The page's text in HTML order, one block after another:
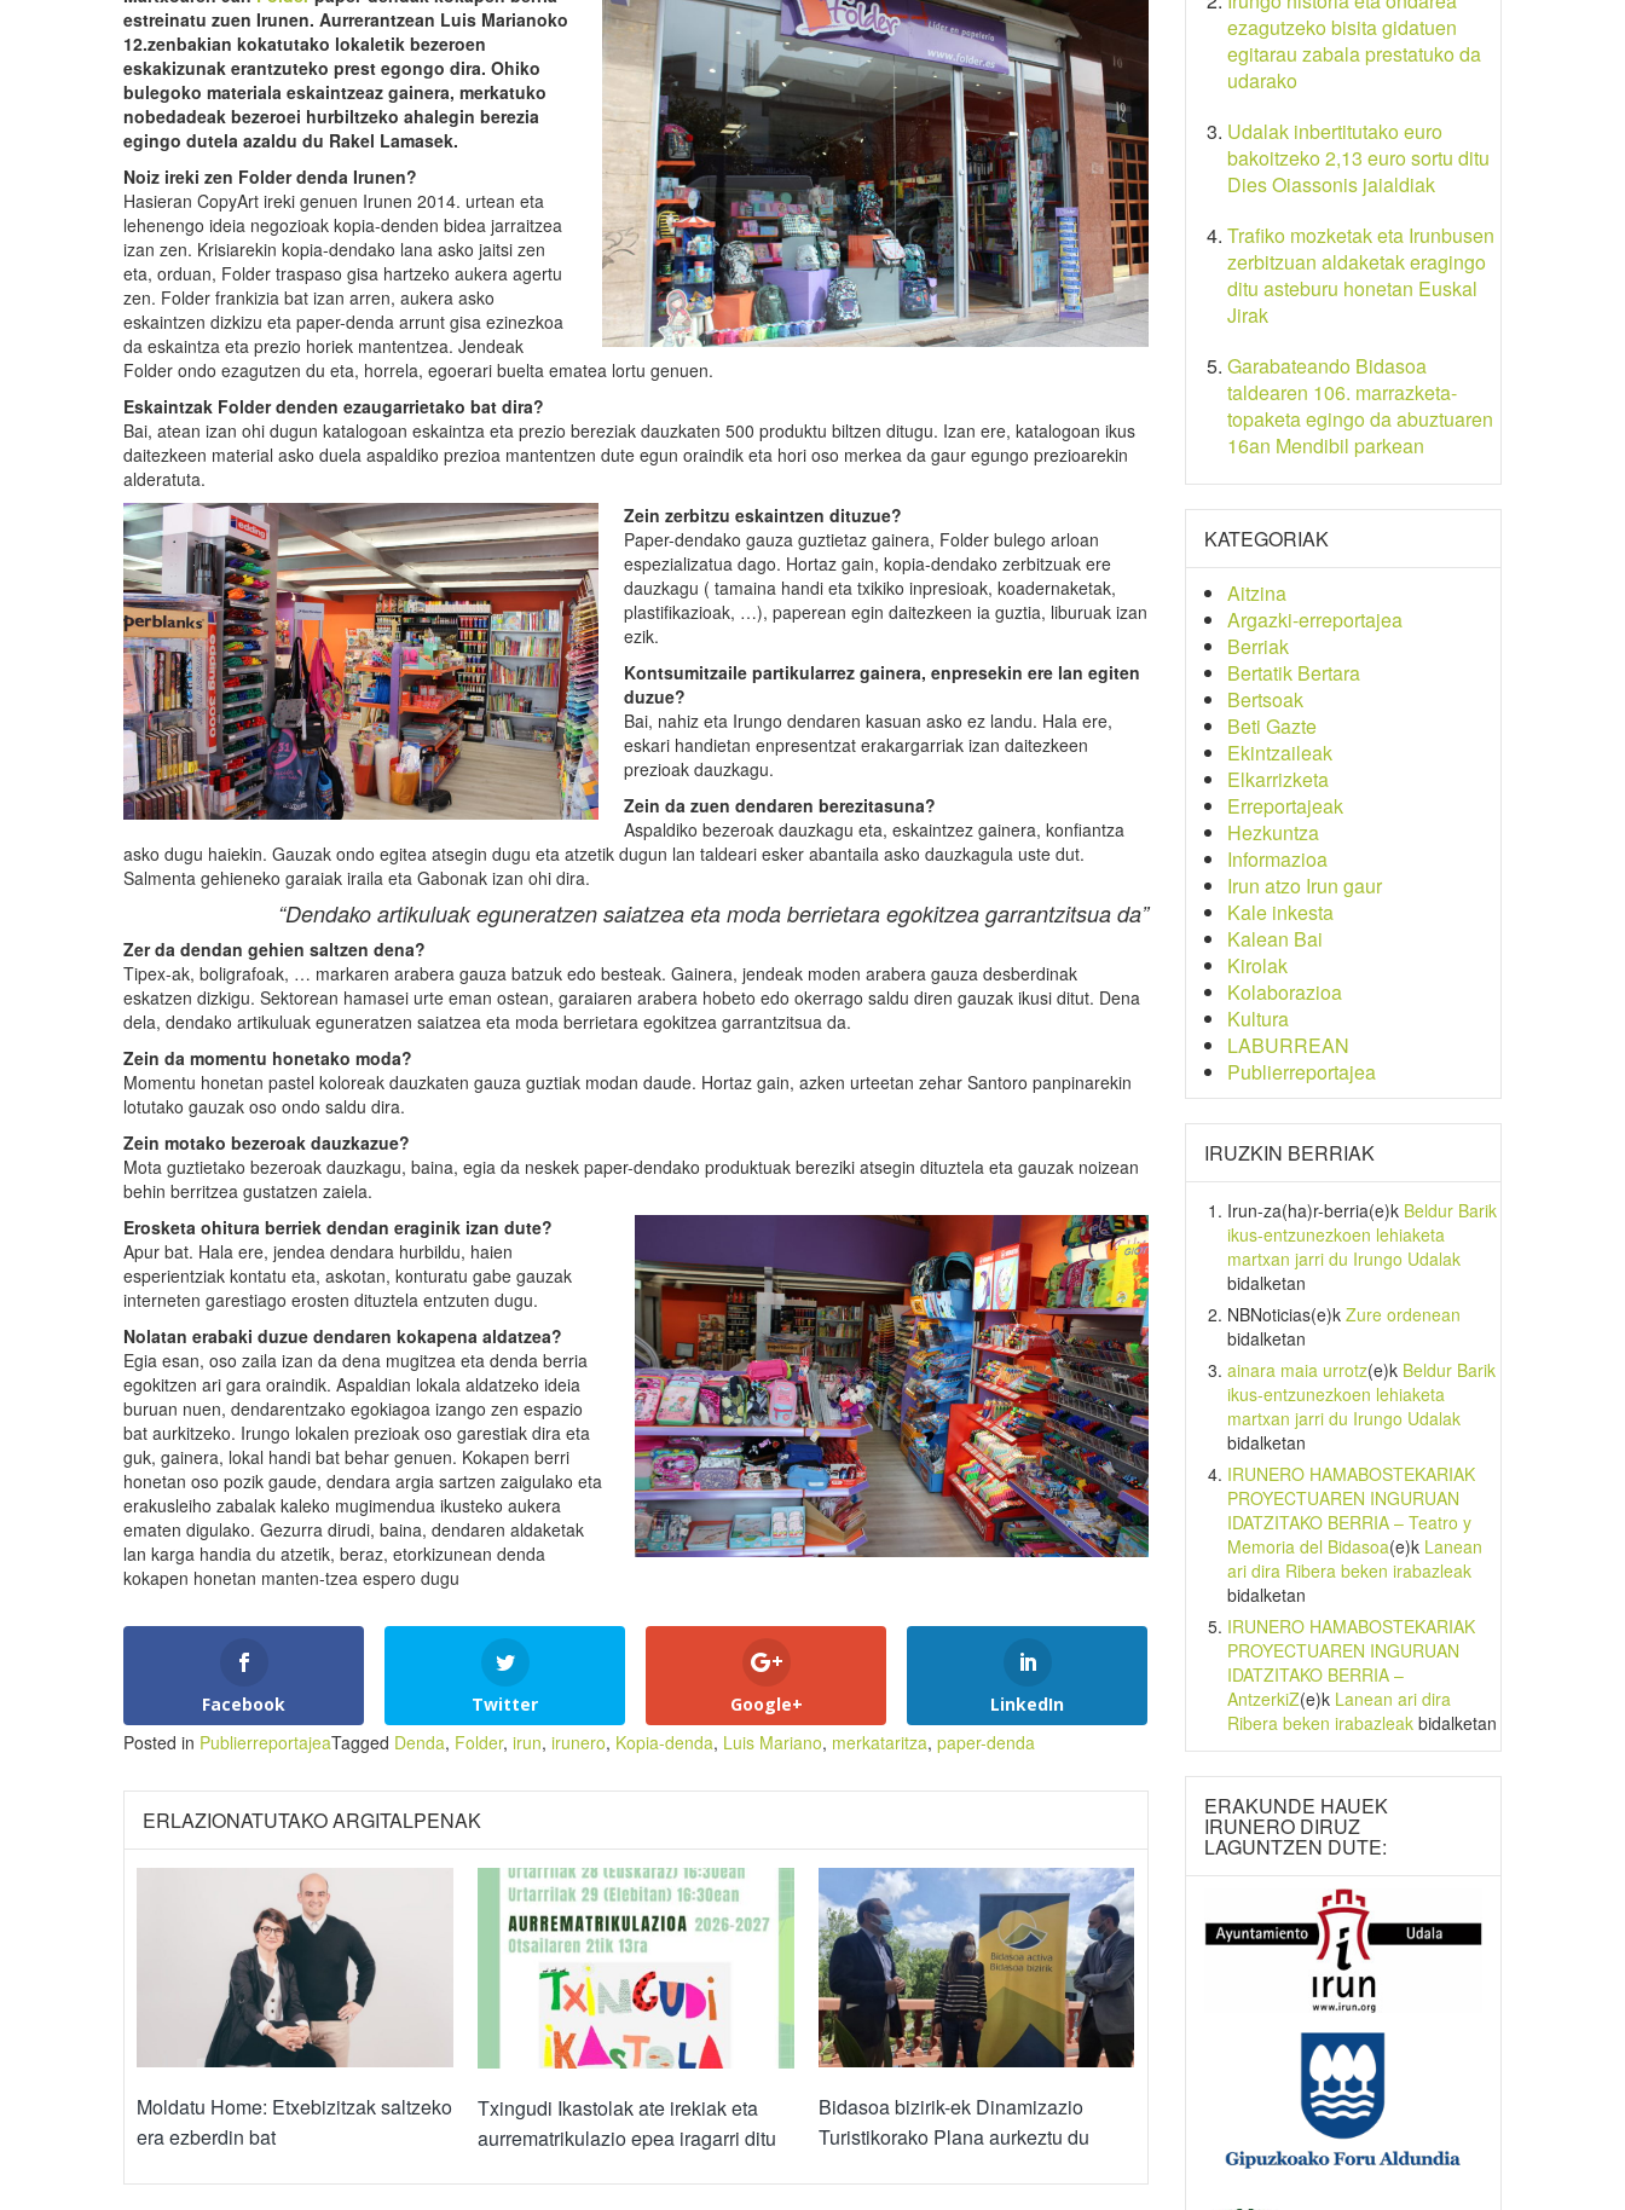
estreinatu zuen Irunen. Aurrerantzean Luis Marianoko
12.zenbakian kokatutako lokaletik bezeroen
eskakizunak erantzuteko prest egongo dira. Ohiko
bulegoko materiala eskaintzeaz gainera, merkatuko
nobedadeak bezeroei hurbiltzeko ahalegin berezia
egingo dutela azaldu du Rakel Lamasek.
Noiz ireki zen Folder denda Irunen?
Hasieran CopyArt ireki genuen Irunen 2014. urtean eta
lehenengo ideia negozioak kopia-denden bidea jarraitzea
izan zen. Krisiarekin kopia-dendako lana asko jaitsi zen
eta, orduan, Folder traspaso gisa hartzeko aukera agertu
zen. Folder frankizia bat izan arren, aukera asko
eskaintzen dizkizu eta paper-denda arrunt gisa ezinezkoa
da eskaintza eta prezio horiek mantentzea. Jendeak
Folder ondo ezagutzen du eta, horrela, egoerari buelta ematea lortu genuen.
Eskaintzak Folder denden ezaugarrietako bat dira?
Bai, atean izan ohi dugun katalogoan eskaintza eta prezio bereziak dauzkaten 500 produktu biltzen ditugu. Izan ere, katalogoan ikus
daitezkeen material asko duela aspaldiko prezioa mantentzen dute egun oraindik eta hori oso merkea da gaur egungo prezioarekin
alderatuta.
Zein zerbitzu eskaintzen dituzue?
Paper-dendako gauza guztietaz gainera, Folder bulego arloan
espezializatua dago. Hortaz gain, kopia-dendako zerbitzuak ere
dauzkagu ( tamaina handi eta txikiko inpresioak, koadernaketak,
plastifikazioak, …), paperean egin daitezkeen ia guztia, liburuak izan
ezik.
Kontsumitzaile partikularrez gainera, enpresekin ere lan egiten
duzue?
Bai, nahiz eta Irungo dendaren kasuan asko ez landu. Hala ere,
eskari handietan enpresentzat erakargarriak izan daitezkeen
prezioak dauzkagu.
Zein da zuen dendaren berezitasuna?
Aspaldiko bezeroak dauzkagu eta, eskaintzez gainera, konfiantza
asko dugu haiekin. Gauzak ondo egitea atsegin dugu eta atzetik dugun lan taldeari esker abantaila asko dauzkagula uste dut.
Salmenta gehieneko garaiak iraila eta Gabonak izan ohi dira.
“Dendako artikuluak eguneratzen saiatzea eta moda berrietara egokitzea garrantzitsua da”
Zer da dendan gehien saltzen dena?
Tipex-ak, boligrafoak, … markaren arabera gauza batzuk edo besteak. Gainera, jendeak moden arabera gauza desberdinak
eskatzen dizkigu. Sektorean hamasei urte eman ostean, garaiaren arabera hobeto edo okerrago saldu diren gauzak ikusi ditut. Dena
dela, dendako artikuluak eguneratzen saiatzea eta moda berrietara egokitzea garrantzitsua da.
Zein da momentu honetako moda?
Momentu honetan pastel koloreak dauzkaten gauza guztiak modan daude. Hortaz gain, azken urteetan zehar Santoro panpinarekin
lotutako gauzak oso ondo saldu dira.
Zein motako bezeroak dauzkazue?
Mota guztietako bezeroak dauzkagu, baina, egia da neskek paper-dendako produktuak bereziki atsegin dituztela eta gauzak noizean
behin berritzea gustatzen zaiela.
Erosketa ohitura berriek dendan eraginik izan dute?
Apur bat. Hala ere, jendea dendara hurbildu, haien
esperientziak kontatu eta, askotan, konturatu gabe gauzak
interneten garestiago erosten dituztela entzuten dugu.
Nolatan erabaki duzue dendaren kokapena aldatzea?
Egia esan, oso zaila izan da dena mugitzea eta denda berria
egokitzen ari gara oraindik. Aspaldian lokala aldatzeko ideia
buruan nuen, dendarentzako egokiagoa izango zen espazio
bat aurkitzeko. Irungo lokalen prezioak oso garestiak dira eta
guk, gainera, lokal handi bat behar genuen. Kokapen berri
honetan oso pozik gaude, dendara argia sartzen zaigulako eta
erakusleiho zabalak kaleko mugimendua ikusteko aukera
ematen digulako. Gezurra dirudi, baina, dendaren aldaketak
lan karga handia du atzetik, beraz, etorkizunean denda
kokapen honetan manten-tzea espero dugu
Facebook Twitter Google+ LinkedIn
Posted in PublierreportajeaTagged Denda, Folder, irun, irunero, Kopia-denda, Luis Mariano, merkataritza, paper-denda
ERLAZIONATUTAKO ARGITALPENAK
Moldatu Home: Etxebizitzak saltzeko
era ezberdin bat
Txingudi Ikastolak ate irekiak eta
aurrematrikulazio epea iragarri ditu
Bidasoa bizirik-ek Dinamizazio
Turistikorako Plana aurkeztu du
ezagutzeko bisita gidatuen
egitarau zabala prestatuko da
udarako
Udalak inbertitutako euro
bakoitzeko 2,13 euro sortu ditu
Dies Oiassonis jaialdiak
Trafiko mozketak eta Irunbusen
zerbitzuan aldaketak eragingo
ditu asteburu honetan Euskal
Jirak
Garabateando Bidasoa
taldearen 106. marrazketa-
topaketa egingo da abuztuaren
16an Mendibil parkean
KATEGORIAK
Aitzina
Argazki-erreportajea
Berriak
Bertatik Bertara
Bertsoak
Beti Gazte
Ekintzaileak
Elkarrizketa
Erreportajeak
Hezkuntza
Informazioa
Irun atzo Irun gaur
Kale inkesta
Kalean Bai
Kirolak
Kolaborazioa
Kultura
LABURREAN
Publierreportajea
IRUZKIN BERRIAK
Irun-za(ha)r-berria(e)k Beldur Barik
ikus-entzunezkoen lehiaketa
martxan jarri du Irungo Udalak
bidalketan
NBNoticias(e)k Zure ordenean
bidalketan
ainara maia urrotz(e)k Beldur Barik
ikus-entzunezkoen lehiaketa
martxan jarri du Irungo Udalak
bidalketan
IRUNERO HAMABOSTEKARIAK
PROYECTUAREN INGURUAN
IDATZITAKO BERRIA – Teatro y
Memoria del Bidasoa(e)k Lanean
ari dira Ribera beken irabazleak
bidalketan
IRUNERO HAMABOSTEKARIAK
PROYECTUAREN INGURUAN
IDATZITAKO BERRIA –
AntzerkiZ(e)k Lanean ari dira
Ribera beken irabazleakbidalketan
ERAKUNDE HAUEK
IRUNERO DIRUZ
LAGUNTZEN DUTE: